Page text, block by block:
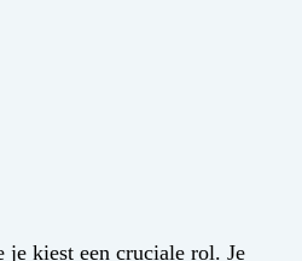
kiest een cruciale rol. Je